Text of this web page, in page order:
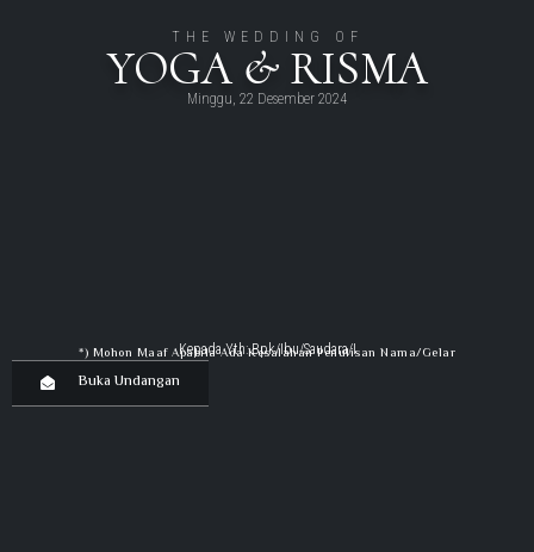
THE WEDDING OF
YOGA & RISMA
Minggu, 22 Desember 2024
Kepada Yth: Bpk/Ibu/Saudara/I
*) Mohon Maaf Apabila Ada Kesalahan Penulisan Nama/gelar
Buka Undangan